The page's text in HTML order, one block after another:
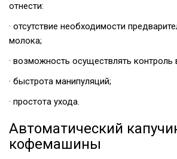
отнести:
· отсутствие необходимости
молока;
· возможность осуществлять контроль
· быстрота манипуляций;
· простота ухода.
Автоматический
кофемашины